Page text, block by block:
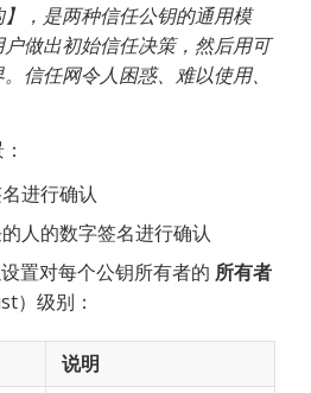
，是两种信任公钥的通用模
做出初始信任决策，然后用可
信任网令人困惑、难以使用、
进行确认
人的数字签名进行确认
置对每个公钥所有者的 所有者
）级别：
说明